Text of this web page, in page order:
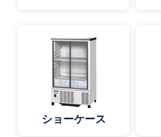
ショーケース